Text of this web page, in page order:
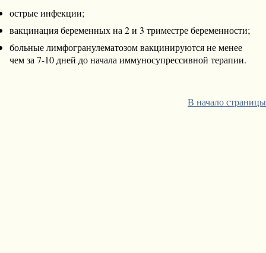
острые инфекции;
вакцинация беременных на 2 и 3 триместре беременности;
больные лимфогранулематозом вакцинируются не менее
чем за 7-10 дней до начала иммуносупрессивной терапии.
В начало страницы